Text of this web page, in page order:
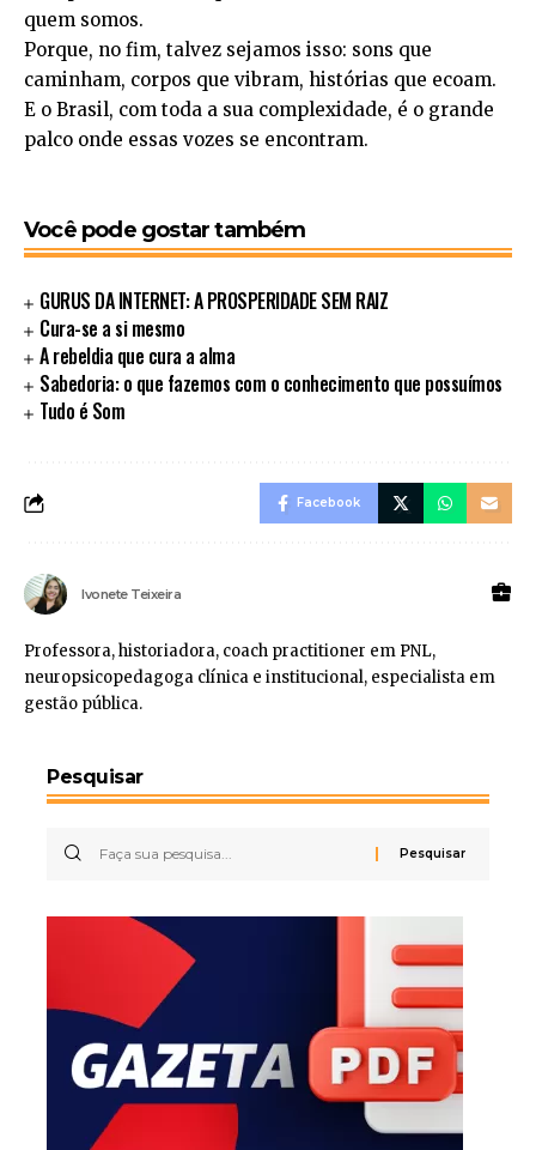
quem somos.
Porque, no fim, talvez sejamos isso: sons que
caminham, corpos que vibram, histórias que ecoam.
E o Brasil, com toda a sua complexidade, é o grande
palco onde essas vozes se encontram.
Você pode gostar também
GURUS DA INTERNET: A PROSPERIDADE SEM RAIZ
Cura-se a si mesmo
A rebeldia que cura a alma
Sabedoria: o que fazemos com o conhecimento que possuímos
Tudo é Som
Facebook
Ivonete Teixeira
Professora, historiadora, coach practitioner em PNL,
neuropsicopedagoga clínica e institucional, especialista em
gestão pública.
Pesquisar